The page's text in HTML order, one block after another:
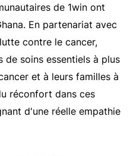
de 1win ont
En partenariat avec
contre le cancer,
soins essentiels à plus
et à leurs familles à
réconfort dans ces
d'une réelle empathie